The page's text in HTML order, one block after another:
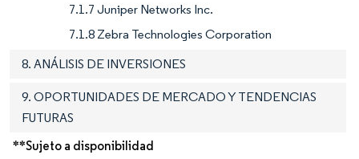
7.1.7 Juniper Networks Inc.
7.1.8 Zebra Technologies Corporation
8. ANÁLISIS DE INVERSIONES
9. OPORTUNIDADES DE MERCADO Y TENDENCIAS
FUTURAS
**Sujeto a disponibilidad